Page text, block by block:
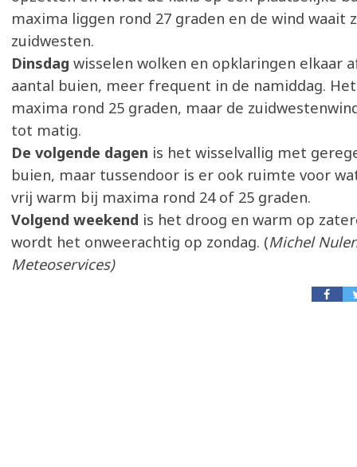
maxima liggen rond 27 graden en de wind waait
zuidwesten.
Dinsdag wisselen wolken en opklaringen elkaar
aantal buien, meer frequent in de namiddag.
maxima rond 25 graden, maar de
tot matig.
De volgende dagen is het wisselvallig met
buien, maar tussendoor is er ook ruimte voor
vrij warm bij maxima rond 24 of 25 graden.
Volgend weekend is het droog en warm op
wordt het onweerachtig op zondag. (Michel
Meteoservices)